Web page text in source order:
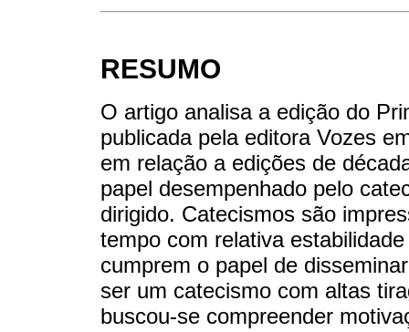
RESUMO
O artigo analisa a edição do
publicada pela editora Vozes
em relação a edições de
papel desempenhado pelo
dirigido. Catecismos são
tempo com relativa
cumprem o papel de
ser um catecismo com altas
buscou-se compreender